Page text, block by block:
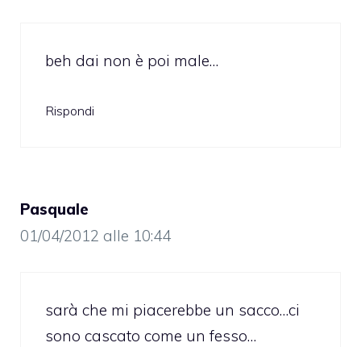
beh dai non è poi male…
Rispondi
Pasquale
01/04/2012 alle 10:44
sarà che mi piacerebbe un sacco…ci
sono cascato come un fesso…